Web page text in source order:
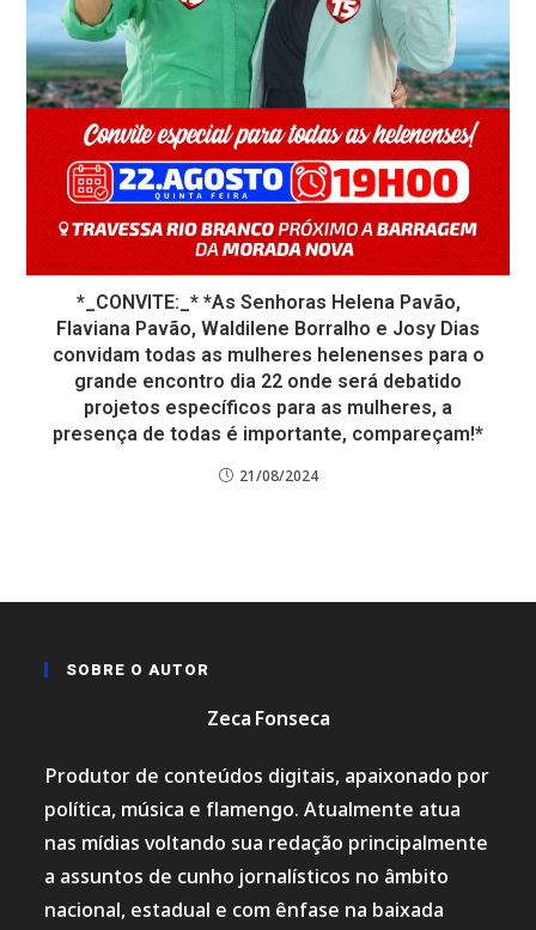
*_CONVITE:_* *As Senhoras Helena Pavão,
Flaviana Pavão, Waldilene Borralho e Josy Dias
convidam todas as mulheres helenenses para o
grande encontro dia 22 onde será debatido
projetos específicos para as mulheres, a
presença de todas é importante, compareçam!*
21/08/2024
SOBRE O AUTOR
Zeca Fonseca
Produtor de conteúdos digitais, apaixonado por
política, música e flamengo. Atualmente atua
nas mídias voltando sua redação principalmente
a assuntos de cunho jornalísticos no âmbito
nacional, estadual e com ênfase na baixada